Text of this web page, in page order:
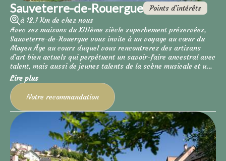
Sauveterre-de-Rouergue
Points d'intérêts
à 12.1 Km de chez nous
Avec ses maisons du XIIIème siècle superbement préservées,
Sauveterre-de-Rouergue vous invite à un voyage au cœur du
Moyen Âge au cours duquel vous rencontrerez des artisans
d'art bien actuels qui perpétuent un savoir-faire ancestral avec
talent, mais aussi de jeunes talents de la scène musicale et un
restaurant étoilé. Rencontre au sommet du bon goût. L'Histoire
et les Puissants l'ayant contrainte à se restreindre à un
territoire minuscule, réduit aux murs de sa bastide (soit à un
rectangle de 225 mètres par 175 mètres), Sauveterre-de-
Rouergue a soigné avec amour, malgré les épidémies et les
famines dues aux guerres et entretenues par la promiscuité, le
moindre de ses recoins pour devenir l'un des deux plus beaux
villages du Rouergue, l'autre étant Belcastel. Cette belle
constance a permis à cette courageuse petite cité de conserver
merveilleusement les restes de ses remparts, détruits au
Lire plus
Notre recommandation